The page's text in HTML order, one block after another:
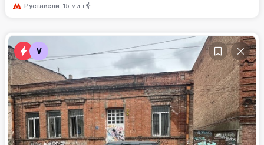
Руставели 15 мин
V